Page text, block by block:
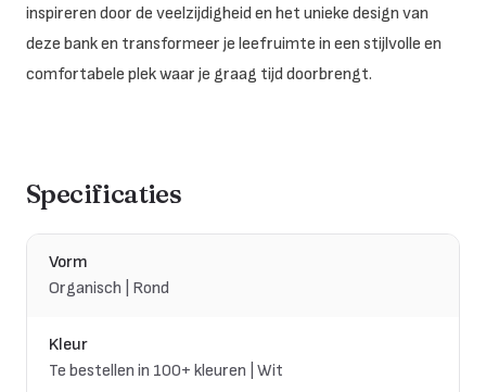
inspireren door de veelzijdigheid en het unieke design van
deze bank en transformeer je leefruimte in een stijlvolle en
comfortabele plek waar je graag tijd doorbrengt.
Specificaties
Vorm
Organisch | Rond
Kleur
Te bestellen in 100+ kleuren | Wit